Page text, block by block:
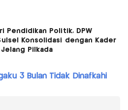
Pendidikan Politik, DPW
Konsolidasi dengan Kader
Pilkada
3 Bulan Tidak Dinafkahi